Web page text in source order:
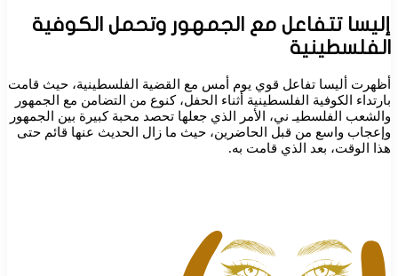
إليسا تتفاعل مع الجمهور وتحمل الكوفية
الفلسطينية
أظهرت أليسا تفاعل قوي يوم أمس مع القضية الفلسطينية، حيث قامت
بارتداء الكوفية الفلسطينية أثناء الحفل، كنوع من التضامن مع الجمهور
والشعب الفلسطيـ ني، الأمر الذي جعلها تحصد محبة كبيرة بين الجمهور
وإعجاب واسع من قبل الحاضرين، حيث ما زال الحديث عنها قائم حتى
هذا الوقت، بعد الذي قامت به.